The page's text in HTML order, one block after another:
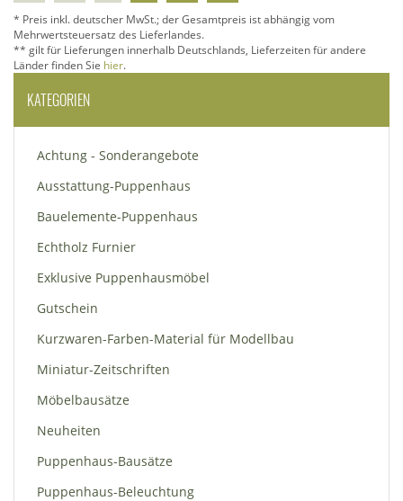
* Preis inkl. deutscher MwSt.; der Gesamtpreis ist abhängig vom
Mehrwertsteuersatz des Lieferlandes.
** gilt für Lieferungen innerhalb Deutschlands, Lieferzeiten für andere
Länder finden Sie hier.
KATEGORIEN
Achtung - Sonderangebote
Ausstattung-Puppenhaus
Bauelemente-Puppenhaus
Echtholz Furnier
Exklusive Puppenhausmöbel
Gutschein
Kurzwaren-Farben-Material für Modellbau
Miniatur-Zeitschriften
Möbelbausätze
Neuheiten
Puppenhaus-Bausätze
Puppenhaus-Beleuchtung